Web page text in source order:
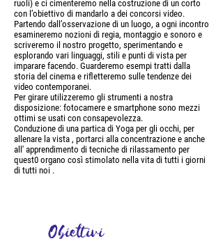
ruoli) e ci cimenteremo nella costruzione di un corto
con l’obiettivo di mandarlo a dei concorsi video.
Partendo dall’osservazione di un luogo, a ogni incontro
esamineremo nozioni di regia, montaggio e sonoro e
scriveremo il nostro progetto, sperimentando e
esplorando vari linguaggi, stili e punti di vista per
imparare facendo. Guarderemo esempi tratti dalla
storia del cinema e riﬂetteremo sulle tendenze dei
video contemporanei.
Per girare utilizzeremo gli strumenti a nostra
disposizione: fotocamere e smartphone sono mezzi
ottimi se usati con consapevolezza.
Conduzione di una partica di Yoga per gli occhi, per
allenare la vista , portarci alla concentrazione e anche
all' apprendimento di tecniche di rilassamento per
quest0 organo così stimolato nella vita di tutti i giorni
di tutti noi .
Obiettivi